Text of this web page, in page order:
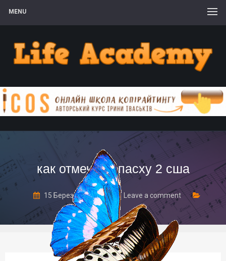
MENU
как отмечают пасху 2 сша
15 Березня, 2020 Leave a comment